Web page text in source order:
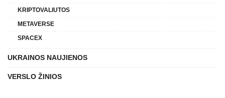
KRIPTOVALIUTOS
METAVERSE
SPACEX
UKRAINOS NAUJIENOS
VERSLO ŽINIOS